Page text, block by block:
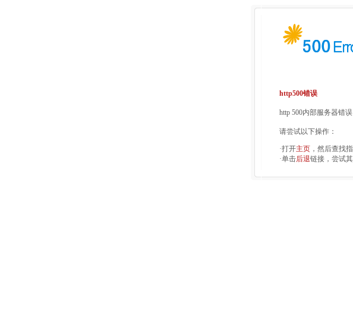
http500错误
http 500内部服务器错
请尝试以下操作：
·打开主页 ，然后查找
·单击后退链接，尝试其